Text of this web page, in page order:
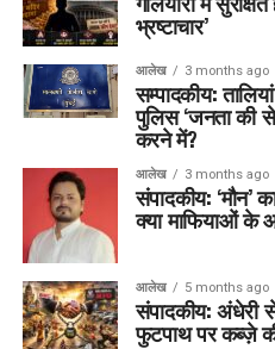
भ्रष्टाचार’
आलेख 3 months ago
सम्पादकीय:
पुलिस ‘जनता की
करने में?
आलेख 3 months ago
संपादकीय:
क्या माफियाओं के
आलेख 5 months ago
संपादकीय: अंधेरी
फुटपाथ पर कब्ज़े